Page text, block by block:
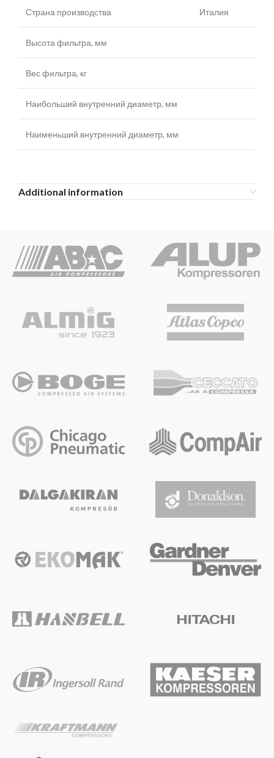
Страна производства Италия
Высота фильтра, мм
Вес фильтра, кг
Наибольший внутренний диаметр, мм
Наименьший внутренний диаметр, мм
Additional information